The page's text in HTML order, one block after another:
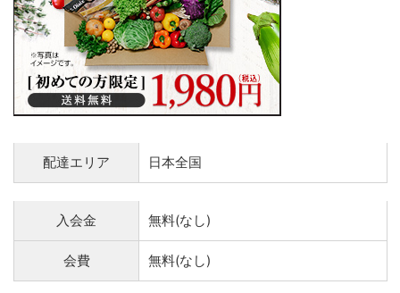
配達エリア 日本全国
入会金 無料(なし)
会費 無料(なし)